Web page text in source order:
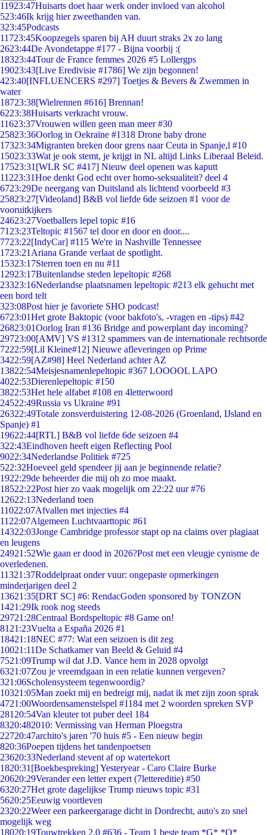
11923:47Huisarts doet haar werk onder invloed van alcohol
523:46Ik krijg hier zweethanden van.
323:45Podcasts
11723:45Koopzegels sparen bij AH duurt straks 2x zo lang
2623:44De Avondetappe #177 - Bijna voorbij :(
18323:44Tour de France femmes 2026 #5 Lollergps
19023:43[Live Eredivisie #1786] We zijn begonnen!
423:40[INFLUENCERS #297] Toetjes & Bevers & Zwemmen in
water
18723:38[Wielrennen #616] Brennan!
6223:38Huisarts verkracht vrouw.
11623:37Vrouwen willen geen man meer #30
25823:36Oorlog in Oekraïne #1318 Drone baby drone
17323:34Migranten breken door grens naar Ceuta in Spanje,l #10
15023:33Wat je ook stemt, je krijgt in NL altijd Links Liberaal Beleid.
17523:31 [WLR SC #417] Nieuw deel openen was kaputt
11223:31Hoe denkt God echt over homo-seksualiteit? deel 4
6723:29De neergang van Duitsland als lichtend voorbeeld #3
25823:27[Videoland] B&B vol liefde 6de seizoen #1 voor de
vooruitkijkers
24623:27Voetballers lepel topic #16
71 23:23Teltopic #1567 tel door en door en door....
7723:22[IndyCar] #115 We're in Nashville Tennessee
1723:21 Ariana Grande verlaat de spotlight.
15323:17Sterren toen en nu #11
12923:17Buitenlandse steden lepeltopic #268
23323:16Nederlandse plaatsnamen lepeltopic #213 elk gehucht met
een bord telt
323:08Post hier je favoriete SHO podcast!
6723:01Het grote Baktopic (voor bakfoto's, -vragen en -tips) #42
26823:01Oorlog Iran #136 Bridge and powerplant day incoming?
29723:00[AMV] VS #1312 spammers van de internationale rechtsorde
7222:59[Lil Kleine#12] Nieuwe afleveringen op Prime
3422:59[AZ#98] Heel Nederland achter AZ
13822:54Meisjesnamenlepeltopic #367 LOOOOL LAPO
4022:53Dierenlepeltopic #150
3822:53Het hele alfabet #108 en 4letterwoord
24522:49Russia vs Ukraine #91
26322:49Totale zonsverduistering 12-08-2026 (Groenland, IJsland en
Spanje) #1
19622:44[RTL] B&B vol liefde 6de seizoen #4
322:43Eindhoven heeft eigen Reflecting Pool
9022:34Nederlandse Politiek #725
522:32Hoeveel geld spendeer jij aan je beginnende relatie?
1922:29de beheerder die mij oh zo moe maakt.
18522:22Post hier zo vaak mogelijk om 22:22 uur #76
12622:13Nederland toen
11022:07Afvallen met injecties #4
11 22:07Algemeen Luchtvaarttopic #61
14322:03Jonge Cambridge professor stapt op na claims over plagiaat
en leugens
24921:52Wie gaan er dood in 2026?Post met een vleugje cynisme de
overledenen.
11321:37Roddelpraat onder vuur: ongepaste opmerkingen
minderjarigen deel 2
13621:35[DRT SC] #6: RendacGoden sponsored by TONZON
1421:29Ik rook nog steeds
29721:28Centraal Bordspeltopic #8 Game on!
81 21:23Vuelta a España 2026 #1
18421:18NEC #77: Wat een seizoen is dit zeg
10021:11De Schatkamer van Beeld & Geluid #4
7521:09Trump wil dat J.D. Vance hem in 2028 opvolgt
6321:07Zou je vreemdgaan in een relatie kunnen vergeven?
321:06Scholensysteem tegenwoordig?
10321:05Man zoekt mij en bedreigt mij, nadat ik met zijn zoon sprak
4721:00Woordensamenstelspel #1184 met 2 woorden spreken SVP
281 20:54Van kleuter tot puber deel 184
8320:482010: Vermissing van Herman Ploegstra
22720:47archito's jaren '70 huis #5 - Een nieuw begin
820:36Poepen tijdens het tandenpoetsen
23620:33Nederland stevent af op watertekort
1820:31 [Boekbespreking] Yesteryear - Caro Claire Burke
20620:29Verander een letter expert (7lettereditie) #50
6320:27Het grote dagelijkse Trump nieuws topic #31
5620:25Eeuwig voortleven
2320:22Weer een parkeergarage dicht in Dordrecht, auto's zo snel
mogelijk weg
18020:19Touwtrekken 2.0 #636 - Team 1 beste team *G* *O*